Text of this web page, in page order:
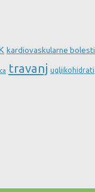
kardiovaskularne bolesti
travanj ugljikohidrati